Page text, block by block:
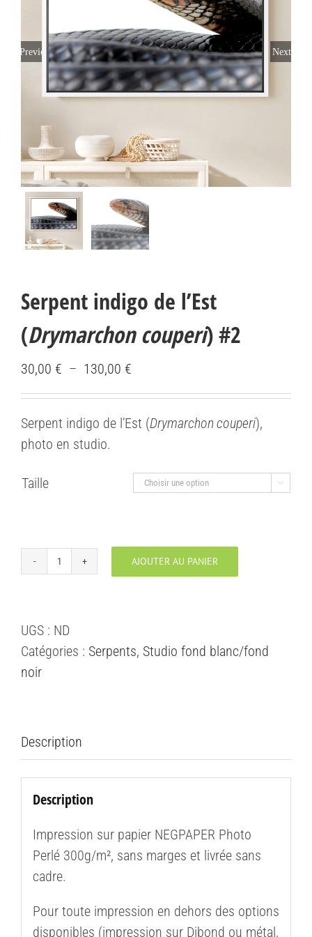
Previous Next
Serpent indigo de l’Est
(Drymarchon couperi) #2
30,00 € – 130,00 €
de
30,00 €
130,00 €
Serpent indigo de l’Est (Drymarchon couperi),
photo en studio.
Taille 
quantité
indigo
de
#2
AJOUTER AU PANIER
UGS : ND
Catégories : Serpents, Studio fond blanc/fond
noir
Description
Description
Impression sur papier NEGPAPER Photo
Perlé 300g/m², sans marges et livrée sans
cadre.
Pour toute impression en dehors des options
disponibles (impression sur Dibond ou métal,